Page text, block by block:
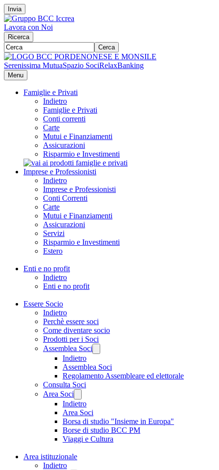
Invia
Lavora con Noi
Ricerca
Cerca
Serenissima MutuaSpazio SociRelaxBanking
Menu
Famiglie e Privati
Indietro
Famiglie e Privati
Conti correnti
Carte
Mutui e Finanziamenti
Assicurazioni
Risparmio e Investimenti
Imprese e Professionisti
Indietro
Imprese e Professionisti
Conti Correnti
Carte
Mutui e Finanziamenti
Assicurazioni
Servizi
Risparmio e Investimenti
Estero
Enti e no profit
Indietro
Enti e no profit
Essere Socio
Indietro
Perchè essere soci
Come diventare socio
Prodotti per i Soci
Assemblea Soci
Indietro
Assemblea Soci
Regolamento Assembleare ed elettorale
Consulta Soci
Area Soci
Indietro
Area Soci
Borsa di studio "Insieme in Europa"
Borse di studio BCC PM
Viaggi e Cultura
Area istituzionale
Indietro